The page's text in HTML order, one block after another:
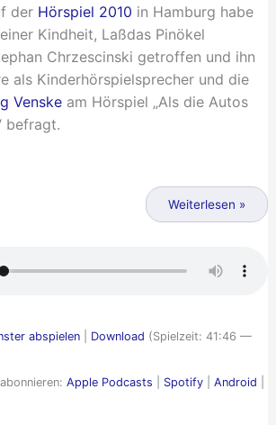
der Hörspiel 2010 in Hamburg habe
Kindheit, Laßdas Pinökel
Chrzescinski getroffen und ihn
als Kinderhörspielsprecher und die
Venskeam Hörspiel „Als die Autos
befragt.
Weiterlesen »
abspielen| Download (Spielzeit: 41:46 —
Apple Podcasts Spotify| Android